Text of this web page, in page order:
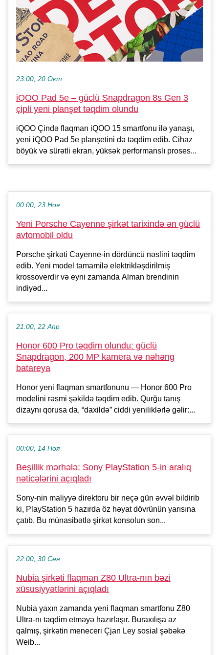
23:00, 20 Окт
iQOO Pad 5e – güclü Snapdragon 8s Gen 3
çipli yeni planşet təqdim olundu
iQOO Çində flaqman iQOO 15 smartfonu ilə yanaşı,
yeni iQOO Pad 5e planşetini də təqdim edib. Cihaz
böyük və sürətli ekran, yüksək performanslı proses...
00:00, 23 Ноя
Yeni Porsche Cayenne şirkət tarixində ən güclü
avtomobil oldu
Porsche şirkəti Cayenne-in dördüncü nəslini təqdim
edib. Yeni model tamamilə elektrikləşdirilmiş
krossoverdir və eyni zamanda Alman brendinin
indiyəd...
21:00, 22 Апр
Honor 600 Pro təqdim olundu: güclü
Snapdragon, 200 MP kamera və nəhəng
batareya
Honor yeni flaqman smartfonunu — Honor 600 Pro
modelini rəsmi şəkildə təqdim edib. Qurğu tanış
dizaynı qorusa da, “daxildə” ciddi yeniliklərlə gəlir:...
00:00, 14 Ноя
Beşillik mərhələ: Sony PlayStation 5-in aralıq
nəticələrini açıqladı
Sony-nin maliyyə direktoru bir neçə gün əvvəl bildirib
ki, PlayStation 5 hazırda öz həyat dövrünün yarısına
çatıb. Bu münasibətlə şirkət konsolun son...
22:00, 30 Сен
Nubia şirkəti flaqman Z80 Ultra-nın bəzi
xüsusiyyətlərini açıqladı
Nubia yaxın zamanda yeni flaqman smartfonu Z80
Ultra-nı təqdim etməyə hazırlaşır. Buraxılışa az
qalmış, şirkətin meneceri Çjan Ley sosial şəbəkə
Weib...